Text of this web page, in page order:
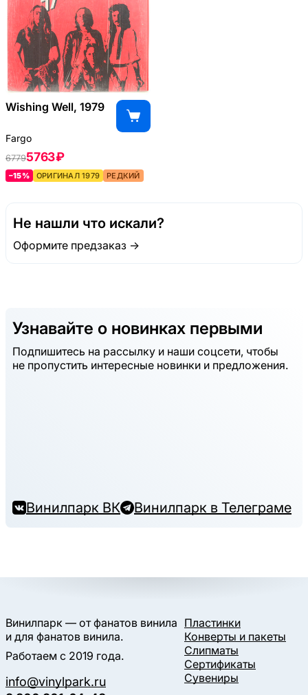
Wishing Well, 1979
Fargo
67795763 ₽
–15% ОРИГИНАЛ 1979 РЕДКИЙ
Не нашли что искали?
Оформите предзаказ →
Узнавайте о новинках первыми
Подпишитесь на рассылку и наши соцсети, чтобы
не пропустить интересные новинки и предложения.
Винилпарк ВК Винилпарк в Телеграме
Винилпарк — от фанатов винила
и для фанатов винила.
Работаем с 2019 года.
info@vinylpark.ru
Пластинки
Конверты и пакеты
Слипматы
Сертификаты
Сувениры